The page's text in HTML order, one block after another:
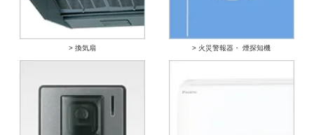
> 換気扇 > 火災警報器・ 煙探知機